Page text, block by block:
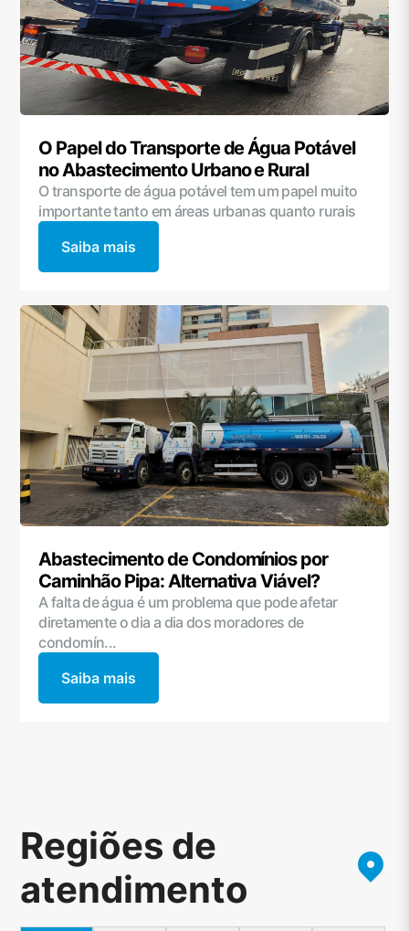
O Papel do Transporte de Água Potável
no Abastecimento Urbano e Rural
O transporte de água potável tem um papel muito
importante tanto em áreas urbanas quanto rurais
Saiba mais
Abastecimento de Condomínios por
Caminhão Pipa: Alternativa Viável?
A falta de água é um problema que pode afetar
diretamente o dia a dia dos moradores de
condomín...
Saiba mais
Regiões de
atendimento